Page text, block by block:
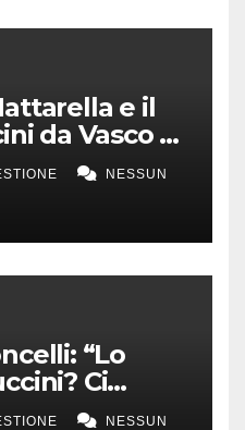
e il
da Vasco a
NESSUN
“Lo
Ci
NESSUN